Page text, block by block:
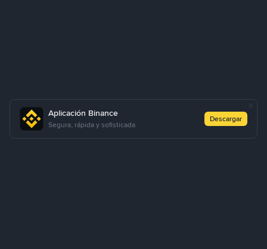
Aplicación Binance
Segura, rápida y sofisticada
Descargar